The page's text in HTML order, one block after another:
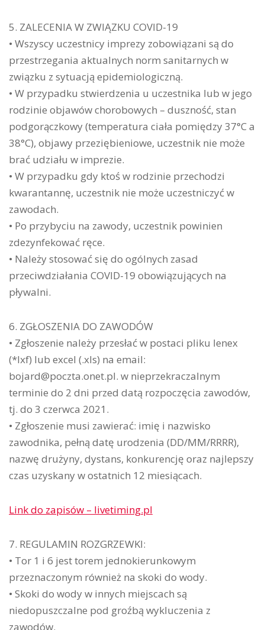
5. ZALECENIA W ZWIĄZKU COVID-19
• Wszyscy uczestnicy imprezy zobowiązani są do
przestrzegania aktualnych norm sanitarnych w
związku z sytuacją epidemiologiczną.
• W przypadku stwierdzenia u uczestnika lub w jego
rodzinie objawów chorobowych – duszność, stan
podgorączkowy (temperatura ciała pomiędzy 37°C a
38°C), objawy przeziębieniowe, uczestnik nie może
brać udziału w imprezie.
• W przypadku gdy ktoś w rodzinie przechodzi
kwarantannę, uczestnik nie może uczestniczyć w
zawodach.
• Po przybyciu na zawody, uczestnik powinien
zdezynfekować ręce.
• Należy stosować się do ogólnych zasad
przeciwdziałania COVID-19 obowiązujących na
pływalni.
6. ZGŁOSZENIA DO ZAWODÓW
• Zgłoszenie należy przesłać w postaci pliku lenex
(*lxf) lub excel (.xls) na email:
bojard@poczta.onet.pl. w nieprzekraczalnym
terminie do 2 dni przed datą rozpoczęcia zawodów,
tj. do 3 czerwca 2021.
• Zgłoszenie musi zawierać: imię i nazwisko
zawodnika, pełną datę urodzenia (DD/MM/RRRR),
nazwę drużyny, dystans, konkurencję oraz najlepszy
czas uzyskany w ostatnich 12 miesiącach.
Link do zapisów – livetiming.pl
7. REGULAMIN ROZGRZEWKI:
• Tor 1 i 6 jest torem jednokierunkowym
przeznaczonym również na skoki do wody.
• Skoki do wody w innych miejscach są
niedopuszczalne pod groźbą wykluczenia z
zawodów.